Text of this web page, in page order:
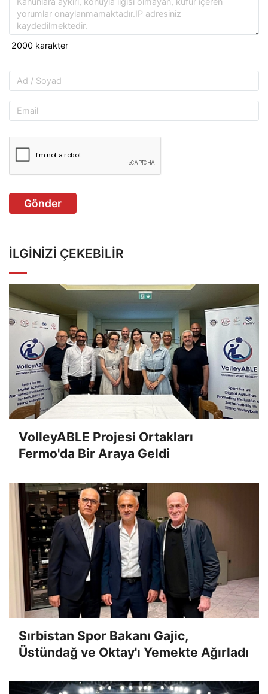
Gönder
İLGINIZI ÇEKEBILIR
VolleyABLE Projesi Ortakları
Fermo'da Bir Araya Geldi
Sırbistan Spor Bakanı Gajic,
Üstündağ ve Oktay'ı Yemekte Ağırladı